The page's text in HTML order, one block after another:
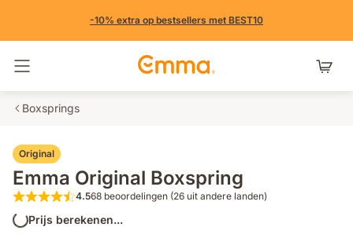
-10% extra op bestsellers met BEST10
Navigatie in- en uitschakelen
Boxsprings
Original
Emma Original Boxspring
4.5 van de 5 sterren 68 beoordelingen
4.568 beoordelingen (26 uit andere landen)
Prijs berekenen...